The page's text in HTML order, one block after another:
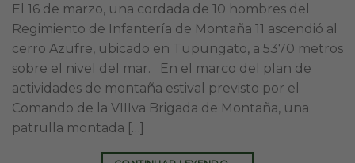
El 16 de marzo, una cordada de 10 hombres del
Regimiento de Infantería de Montaña 11 ascendió al
cerro Azufre, ubicado en Tupungato, a 5370 metros
sobre el nivel del mar. En el marco del plan de
actividades de montaña estival previsto por el
Comando de la VIIIva Brigada de Montaña, una
patrulla montada […]